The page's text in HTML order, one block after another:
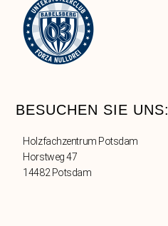
BESUCHEN SIE UNS:
Holzfachzentrum Potsdam
Horstweg 47
14482 Potsdam